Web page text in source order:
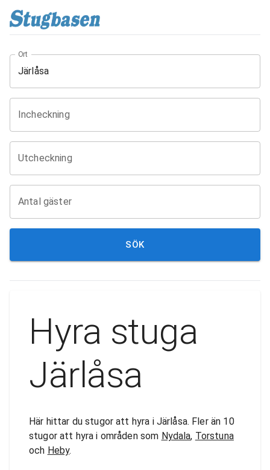
Ort
Incheckning
Utcheckning
Antal gäster
SÖK
Hyra stuga
Järlåsa
Här hittar du stugor att hyra i Järlåsa. Fler än 10
stugor att hyra i områden som Nydala, Torstuna
och Heby.